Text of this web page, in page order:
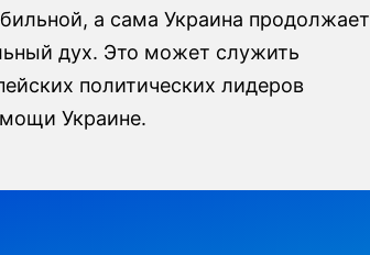
а сама Украина продолжает
дух. Это может служить
политических лидеров
Украине.